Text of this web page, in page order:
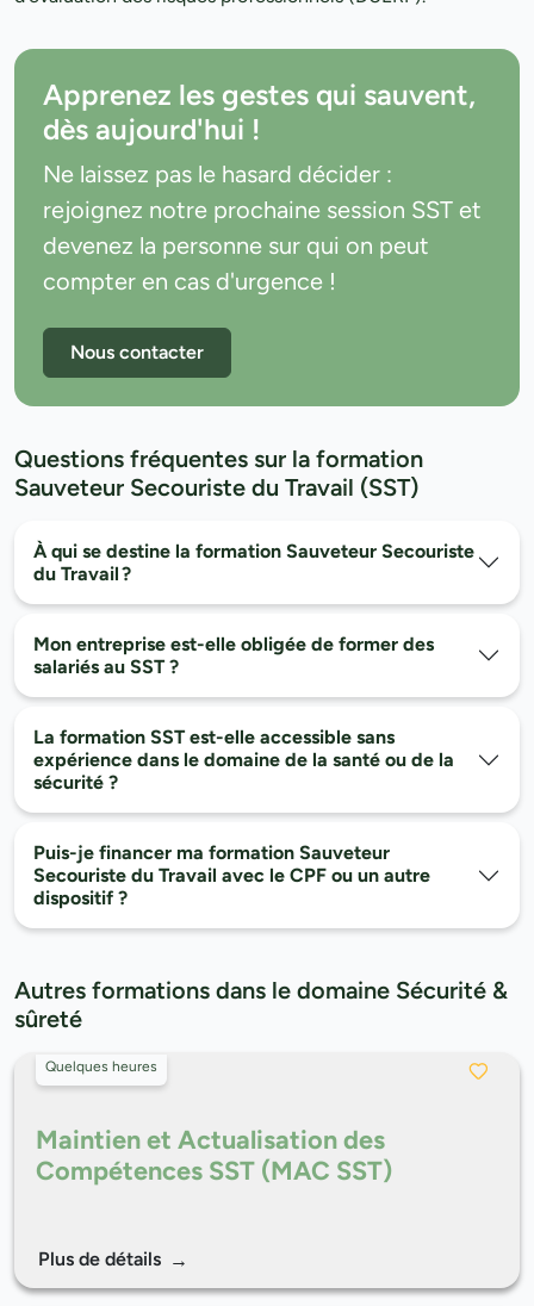
Apprenez les gestes qui sauvent,
dès aujourd'hui !
Ne laissez pas le hasard décider :
rejoignez notre prochaine session SST et
devenez la personne sur qui on peut
compter en cas d'urgence !
Nous contacter
Questions fréquentes sur la formation
Sauveteur Secouriste du Travail (SST)
À qui se destine la formation Sauveteur Secouriste
du Travail ?
Mon entreprise est-elle obligée de former des
salariés au SST ?
La formation SST est-elle accessible sans
expérience dans le domaine de la santé ou de la
sécurité ?
Puis-je financer ma formation Sauveteur
Secouriste du Travail avec le CPF ou un autre
dispositif ?
Autres formations dans le domaine Sécurité &
sûreté
Quelques heures
Maintien et Actualisation des
Compétences SST (MAC SST)
Plus de détails